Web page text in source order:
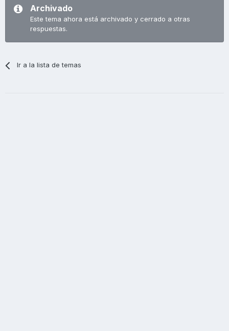
Archivado
Este tema ahora está archivado y cerrado a otras
respuestas.
Ir a la lista de temas